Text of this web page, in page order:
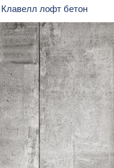
Клавелл лофт бетон